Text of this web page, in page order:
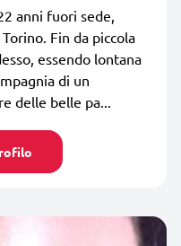
anni fuori sede,
Fin da piccola
essendo lontana
di un
delle belle pa...